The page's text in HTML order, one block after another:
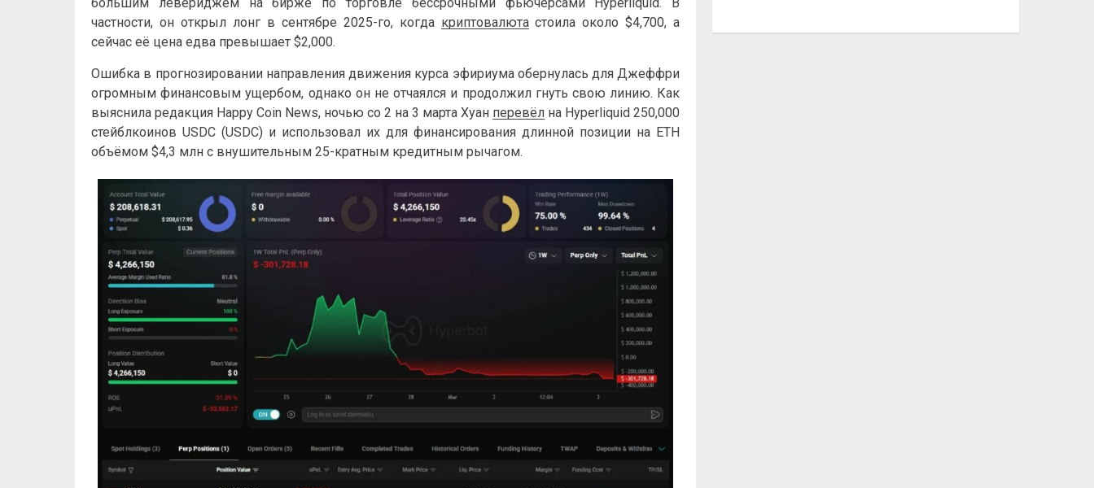
частности, он открыл лонг в сентябре 2025-го, когда криптовалютастоила около $4,700, а
сейчас её цена едва превышает $2,000.
Ошибка в прогнозировании направления движения курса эфириума обернулась для Джеффри
огромным финансовым ущербом, однако он не отчаялся и продолжил гнуть свою линию. Как
выяснила редакция Happy Coin News, ночью со 2 на 3 марта Хуан перевёл на Hyperliquid 250,000
стейблкоинов USDC (USDC) и использовал их для финансирования длинной позиции на ETH
объёмом $4,3 млн с внушительным 25-кратным кредитным рычагом.